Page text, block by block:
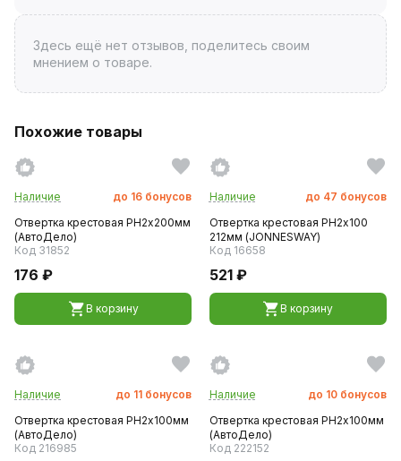
Здесь ещё нет отзывов, поделитесь своим
мнением о товаре.
Похожие товары
Наличие до 16 бонусов
Отвертка крестовая PH2х200мм
(АвтоДело)
Код 31852
176 ₽
В корзину
Наличие до 47 бонусов
Отвертка крестовая PH2х100
212мм (JONNESWAY)
Код 16658
521 ₽
В корзину
Наличие до 11 бонусов
Отвертка крестовая PH2х100мм
(АвтоДело)
Код 216985
Наличие до 10 бонусов
Отвертка крестовая PH2х100мм
(АвтоДело)
Код 222152